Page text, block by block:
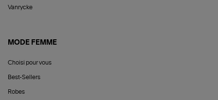
Vanrycke
MODE FEMME
Choisi pour vous
Best-Sellers
Robes